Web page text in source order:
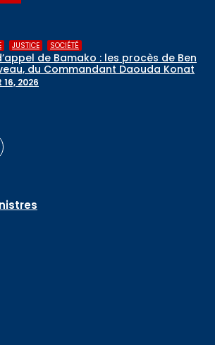
, SOCIÉTÉ
de Bamako : les procès de Ben
du Commandant Daouda Konaté
programmés